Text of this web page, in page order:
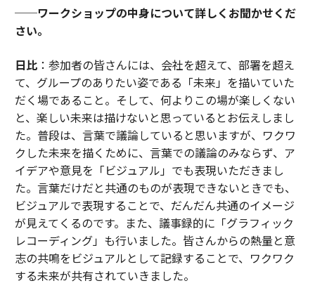
──ワークショップの中身について詳しくお聞かせくだ
さい。
日比：参加者の皆さんには、会社を超えて、部署を超え
て、グループのありたい姿である「未来」を描いていた
だく場であること。そして、何よりこの場が楽しくない
と、楽しい未来は描けないと思っているとお伝えしまし
た。普段は、言葉で議論していると思いますが、ワクワ
クした未来を描くために、言葉での議論のみならず、ア
イデアや意見を「ビジュアル」でも表現いただきまし
た。言葉だけだと共通のものが表現できないときでも、
ビジュアルで表現することで、だんだん共通のイメージ
が見えてくるのです。また、議事録的に「グラフィック
レコーディング」も行いました。皆さんからの熱量と意
志の共鳴をビジュアルとして記録することで、ワクワク
する未来が共有されていきました。